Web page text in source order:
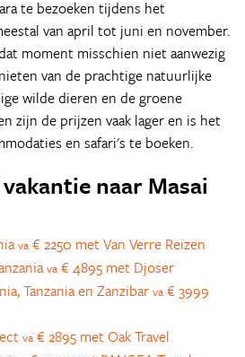
te bezoeken tijdens het
van april tot juni en november.
moment misschien niet aanwezig
van de prachtige natuurlijke
wilde dieren en de groene
zijn de prijzen vaak lager en is het
en safari's te boeken.
naar Masai
va € 2250 met Van Verre Reizen
va € 4895 met Djoser
Tanzania en Zanzibar va € 3999
va € 2895 met Oak Travel